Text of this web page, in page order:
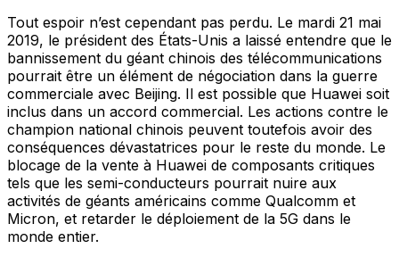
Tout espoir n’est cependant pas perdu. Le mardi 21 mai
2019, le président des États-Unis a laissé entendre que le
bannissement du géant chinois des télécommunications
pourrait être un élément de négociation dans la guerre
commerciale avec Beijing. Il est possible que Huawei soit
inclus dans un accord commercial. Les actions contre le
champion national chinois peuvent toutefois avoir des
conséquences dévastatrices pour le reste du monde. Le
blocage de la vente à Huawei de composants critiques
tels que les semi-conducteurs pourrait nuire aux
activités de géants américains comme Qualcomm et
Micron, et retarder le déploiement de la 5G dans le
monde entier.